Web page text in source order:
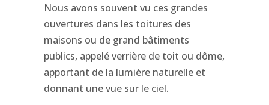
Nous avons souvent vu ces grandes
ouvertures dans les toitures des
maisons ou de grand bâtiments
publics, appelé verrière de toit ou dôme,
apportant de la lumière naturelle et
donnant une vue sur le ciel.